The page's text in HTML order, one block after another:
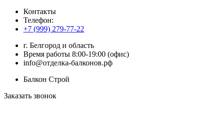
Контакты
Телефон:
+7 (999) 279-77-22
г. Белгород и область
Время работы 8:00-19:00 (офис)
info@отделка-балконов.рф
Балкон Строй
Заказать звонок